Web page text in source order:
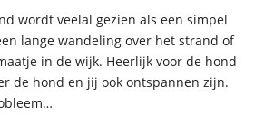
wordt veelal gezien als een simpel
lange wandeling over het strand of
in de wijk. Heerlijk voor de hond
de hond en jij ook ontspannen zijn.